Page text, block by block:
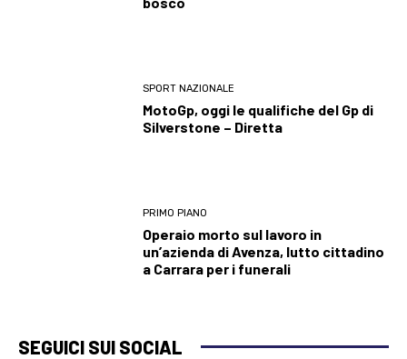
SPORT NAZIONALE
MotoGp, oggi le qualifiche del Gp di
Silverstone – Diretta
PRIMO PIANO
Operaio morto sul lavoro in
un’azienda di Avenza, lutto cittadino
a Carrara per i funerali
SEGUICI SUI SOCIAL